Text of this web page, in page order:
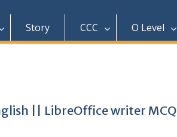
Story CCC O Level
|| LibreOffice writer MCQ